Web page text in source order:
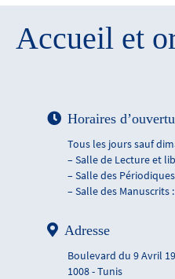
Accueil et
Horaires
Tous les jours sauf
– Salle de Lecture et
– Salle des
– Salle des Manuscrits :
Adresse
Boulevard du 9 Avril
1008 - Tunis